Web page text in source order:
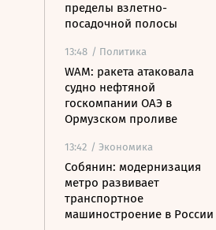
пределы взлетно-
посадочной полосы
13:48 / Политика
WAM: ракета атаковала
судно нефтяной
госкомпании ОАЭ в
Ормузском проливе
13:42 / Экономика
Собянин: модернизация
метро развивает
транспортное
машиностроение в России